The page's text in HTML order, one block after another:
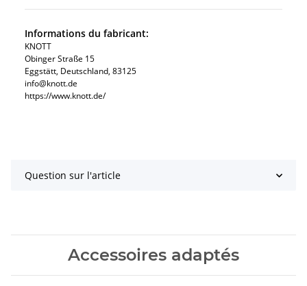
Informations du fabricant:
KNOTT
Obinger Straße 15
Eggstätt, Deutschland, 83125
info@knott.de
https://www.knott.de/
Question sur l'article
Accessoires adaptés